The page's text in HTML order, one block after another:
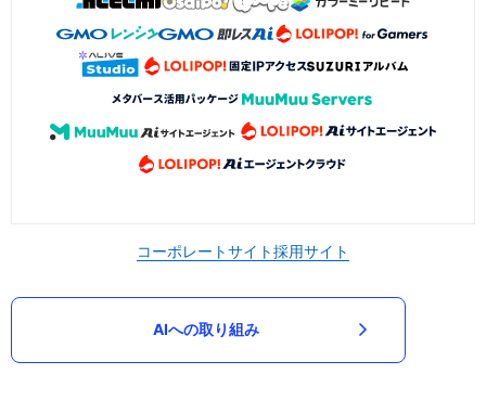
コーポレートサイト採用サイト
AIへの取り組み